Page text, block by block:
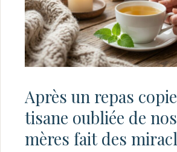
Après un repas
tisane oubliée de
mères fait des